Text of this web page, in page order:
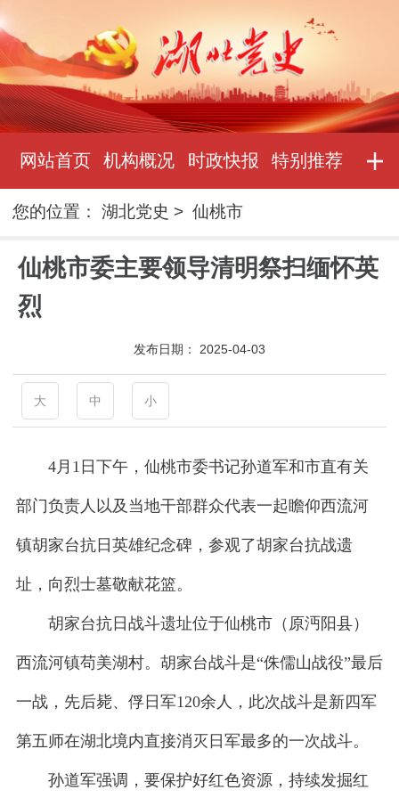
网站首页 机构概况 时政快报 特别推荐
您的位置：湖北党史 >仙桃市
仙桃市委主要领导清明祭扫缅怀英
烈
发布日期： 2025-04-03
大 中 小
4月1日下午，仙桃市委书记孙道军和市直有关
部门负责人以及当地干部群众代表一起瞻仰西流河
镇胡家台抗日英雄纪念碑，参观了胡家台抗战遗
址，向烈士墓敬献花篮。
胡家台抗日战斗遗址位于仙桃市（原沔阳县）
西流河镇苟美湖村。胡家台战斗是“侏儒山战役”最后
一战，先后毙、俘日军120余人，此次战斗是新四军
第五师在湖北境内直接消灭日军最多的一次战斗。
孙道军强调，要保护好红色资源，持续发掘红